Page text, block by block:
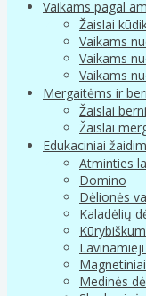
Vaikams pagal
Žaislai
Vaikams
Vaikams
Vaikams
Mergaitėms ir
Žaislai
Žaislai
Edukaciniai
Atminties
Domino
Dėlionės
Kaladėlių
Medinės